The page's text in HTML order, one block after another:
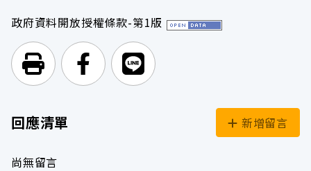
政府資料開放授權條款-第1版
列印頁面前往Facebook
前往Line
回應清單 新增留言
尚無留言